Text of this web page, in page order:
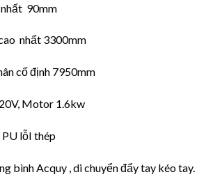
90mm
nhất 3300mm
cố định 7950mm
Motor 1.6kw
PU lỗI thép
bình Acquy , di chuyển đẩy tay kéo tay.